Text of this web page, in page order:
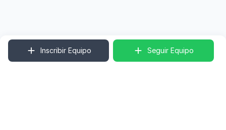
Inscribir Equipo Seguir Equipo